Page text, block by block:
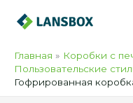
Главная
Коробки с
Пользовательские
Гофрированная